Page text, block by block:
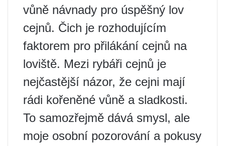
vůně návnady pro úspěšný lov
cejnů. Čich je rozhodujícím
faktorem pro přilákání cejnů na
loviště. Mezi rybáři cejnů je
nejčastější názor, že cejni mají
rádi kořeněné vůně a sladkosti.
To samozřejmě dává smysl, ale
moje osobní pozorování a pokusy